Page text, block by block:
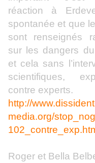
réaction à
spontanée et que
sont renseignés
sur les dangers
et cela sans
scientifiques,
contre experts.
http://
media.org/
Roger et Bella